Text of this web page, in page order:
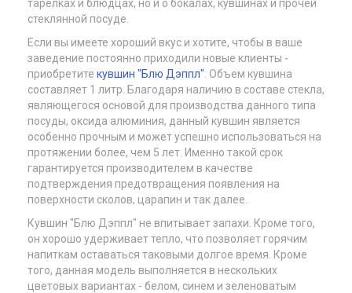
тарелках и блюдцах, но и о бокалах, кувшинах и прочей
стеклянной посуде.
Если вы имеете хороший вкус и хотите, чтобы в ваше
заведение постоянно приходили новые клиенты -
приобретите кувшин "Блю Дэппл" . Объем кувшина
составляет 1 литр. Благодаря наличию в составе стекла,
являющегося основой для производства данного типа
посуды, оксида алюминия, данный кувшин является
особенно прочным и может успешно использоваться на
протяжении более, чем 5 лет. Именно такой срок
гарантируется производителем в качестве
подтверждения предотвращения появления на
поверхности сколов, царапин и так далее.
Кувшин "Блю Дэппл" не впитывает запахи. Кроме того,
он хорошо удерживает тепло, что позволяет горячим
напиткам оставаться таковыми долгое время. Кроме
того, данная модель выполняется в нескольких
цветовых вариантах - белом, синем и зеленоватым